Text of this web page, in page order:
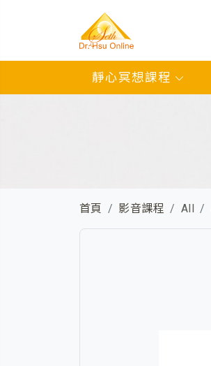
靜心冥想課程
首頁 影音課程 All